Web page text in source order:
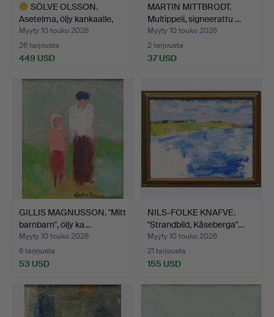
SÖLVE OLSSON.
Asetelma, öljy kankaalle,
si…
Myyty 10 touko 2026
26 tarjousta
449 USD
MARTIN MITTBRODT.
Multippeli, signeerattu …
Myyty 10 touko 2026
2 tarjousta
37 USD
GILLIS MAGNUSSON. "Mitt
barnbarn", öljy ka…
Myyty 10 touko 2026
6 tarjousta
53 USD
NILS-FOLKE KNAFVE.
"Strandbild, Kåseberga"…
Myyty 10 touko 2026
21 tarjousta
155 USD